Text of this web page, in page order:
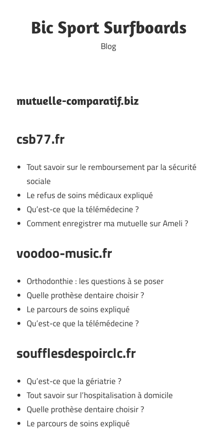
contentBic Sport Surfboards
Blog
mutuelle-comparatif.biz
csb77.fr
Tout savoir sur le remboursement par la sécurité
sociale
Le refus de soins médicaux expliqué
Qu’est-ce que la télémédecine ?
Comment enregistrer ma mutuelle sur Ameli ?
voodoo-music.fr
Orthodonthie : les questions à se poser
Quelle prothèse dentaire choisir ?
Le parcours de soins expliqué
Qu’est-ce que la télémédecine ?
soufflesdespoirclc.fr
Qu’est-ce que la gériatrie ?
Tout savoir sur l’hospitalisation à domicile
Quelle prothèse dentaire choisir ?
Le parcours de soins expliqué